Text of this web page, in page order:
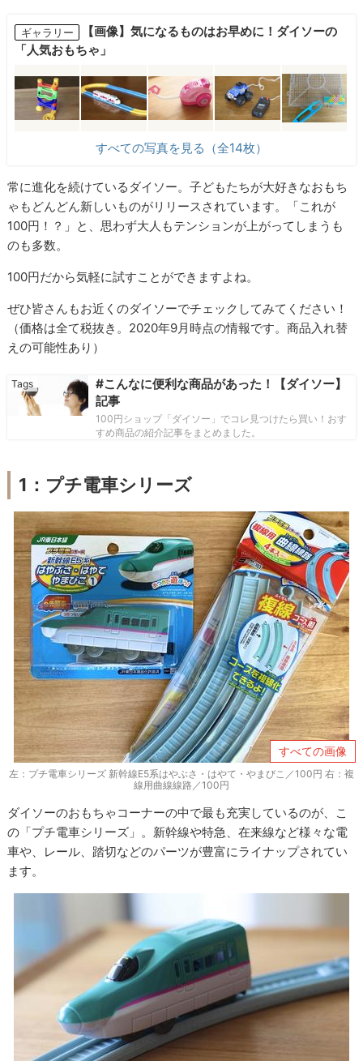
ギャラリー
【画像】気になるものはお早めに！ダイソーの
「人気おもちゃ」
すべての写真を見る（全14枚）
常に進化を続けているダイソー。子どもたちが大好きなおもち
ゃもどんどん新しいものがリリースされています。「これが
100円！？」と、思わず大人もテンションが上がってしまうも
のも多数。
100円だから気軽に試すことができますよね。
ぜひ皆さんもお近くのダイソーでチェックしてみてください！
（価格は全て税抜き。2020年9月時点の情報です。商品入れ替
えの可能性あり）
#こんなに便利な商品があった！【ダイソー】
記事
100円ショップ「ダイソー」でコレ見つけたら買い！おす
すめ商品の紹介記事をまとめました。
1：プチ電車シリーズ
すべての画像
左：プチ電車シリーズ 新幹線E5系はやぶさ・はやて・やまびこ／100円 右：複
線用曲線線路／100円
ダイソーのおもちゃコーナーの中で最も充実しているのが、こ
の「プチ電車シリーズ」。新幹線や特急、在来線など様々な電
車や、レール、踏切などのパーツが豊富にライナップされてい
ます。